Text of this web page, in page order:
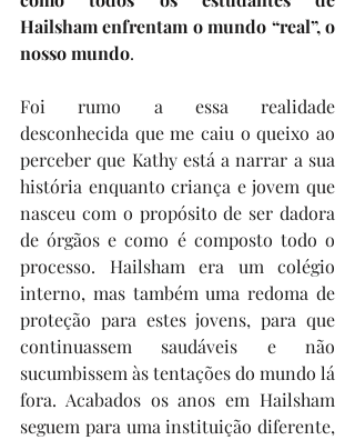
Hailsham enfrentam o mundo “real”, o
nosso mundo.
Foi rumo a essa realidade
desconhecida que me caiu o queixo ao
perceber que Kathy está a narrar a sua
história enquanto criança e jovem que
nasceu com o propósito de ser dadora
de órgãos e como é composto todo o
processo. Hailsham era um colégio
interno, mas também uma redoma de
proteção para estes jovens, para que
continuassem saudáveis e não
sucumbissem às tentações do mundo lá
fora. Acabados os anos em Hailsham
seguem para uma instituição diferente,